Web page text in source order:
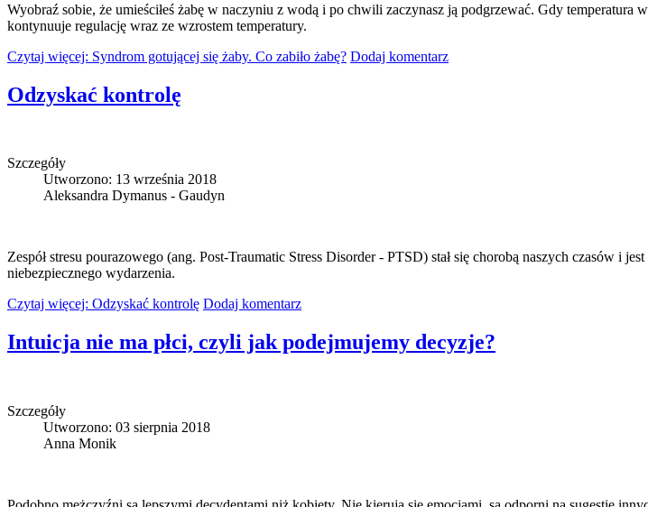
Wyobraź sobie, że umieściłeś żabę w naczyniu z wodą i po chwili zaczynasz ją podgrzewać. Gdy temperatura
kontynuuje regulację wraz ze wzrostem temperatury.
Czytaj więcej: Syndrom gotującej się żaby. Co zabiło żabę? Dodaj komentarz
Odzyskać kontrolę
Szczegóły
Utworzono: 13 września 2018
Aleksandra Dymanus - Gaudyn
Zespół stresu pourazowego (ang. Post-Traumatic Stress Disorder - PTSD) stał się chorobą naszych czasów i
niebezpiecznego wydarzenia.
Czytaj więcej: Odzyskać kontrolę Dodaj komentarz
Intuicja nie ma płci, czyli jak podejmujemy decyzje?
Szczegóły
Utworzono: 03 sierpnia 2018
Anna Monik